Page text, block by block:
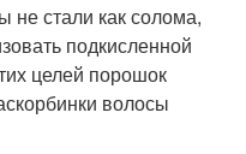
стали как солома,
подкисленной
целей порошок
волосы